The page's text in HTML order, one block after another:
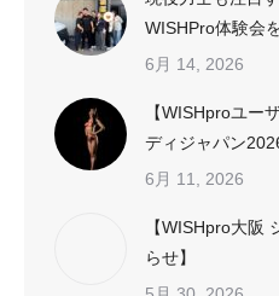
WISHPro体験会
6月 14, 2026
【WISHproユー
ディジャパン
6月 11, 2026
【WISHpro大阪
らせ】